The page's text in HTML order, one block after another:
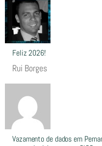
Feliz 2026!
Rui Borges
Vazamento de dados em